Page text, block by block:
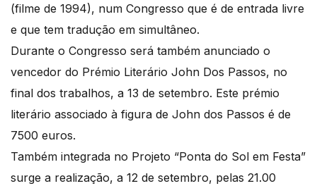
(filme de 1994), num Congresso que é de entrada livre
e que tem tradução em simultâneo.
Durante o Congresso será também anunciado o
vencedor do Prémio Literário John Dos Passos, no
final dos trabalhos, a 13 de setembro. Este prémio
literário associado à figura de John dos Passos é de
7500 euros.
Também integrada no Projeto “Ponta do Sol em Festa”
surge a realização, a 12 de setembro, pelas 21.00